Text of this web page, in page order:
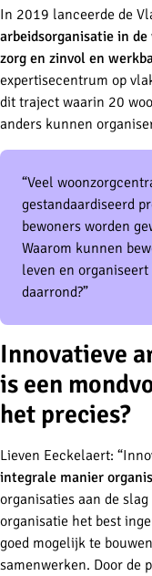
In 2019 lanceerde de
arbeidsorganisatie in
zorg en zinvol en
expertisecentrum op
dit traject waarin 20
anders kunnen
“Veel
gestandaardiseerd
bewoners worden
Waarom kunnen
leven en
daarrond?”
Innovatieve
is een
het precies?
Lieven Eeckelaert:
integrale manier
organisaties aan de
organisatie het best
goed mogelijk te
samenwerken. Door de